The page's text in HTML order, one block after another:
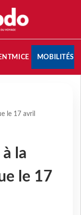
MICE MOBILITÉS
le 17 avril
la
le 17